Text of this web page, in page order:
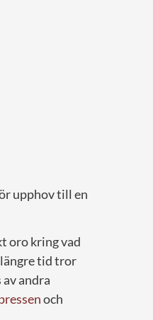
upphov till en
oro kring vad
längre tid tror
andra
och